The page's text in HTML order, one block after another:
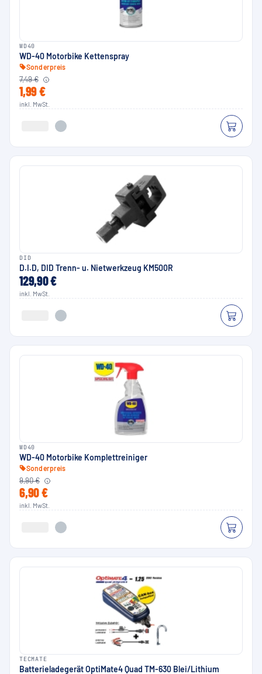
WD40
WD-40 Motorbike Kettenspray
Sonderpreis
7,49 €
1,99 €
inkl. MwSt.
DID
D.I.D, DID Trenn- u. Nietwerkzeug KM500R
129,90 €
inkl. MwSt.
WD40
WD-40 Motorbike Komplettreiniger
Sonderpreis
9,90 €
6,90 €
inkl. MwSt.
TECMATE
Batterieladegerät OptiMate4 Quad TM-630 Blei/Lithium